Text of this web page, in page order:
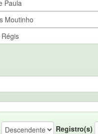
Registro(s)